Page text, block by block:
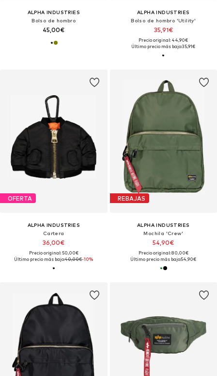
ALPHA INDUSTRIES
Bolso de hombro
45,00€
ALPHA INDUSTRIES
Bolso de hombro 'Utility'
35,91€
Precio original: 44,90€
Último precio más bajo:35,91€
OFERTA
ALPHA INDUSTRIES
Cartera
36,00€
Precio original: 50,00€
Último precio más bajo:40,00€-10%
REBAJAS
ALPHA INDUSTRIES
Mochila 'Crew'
54,90€
Precio original: 80,00€
Último precio más bajo:54,90€